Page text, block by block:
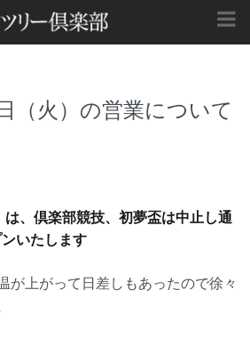
（火）の営業について
、倶楽部競技、初夢盃は中止し通
いたします
が上がって日差しもあったので徐々